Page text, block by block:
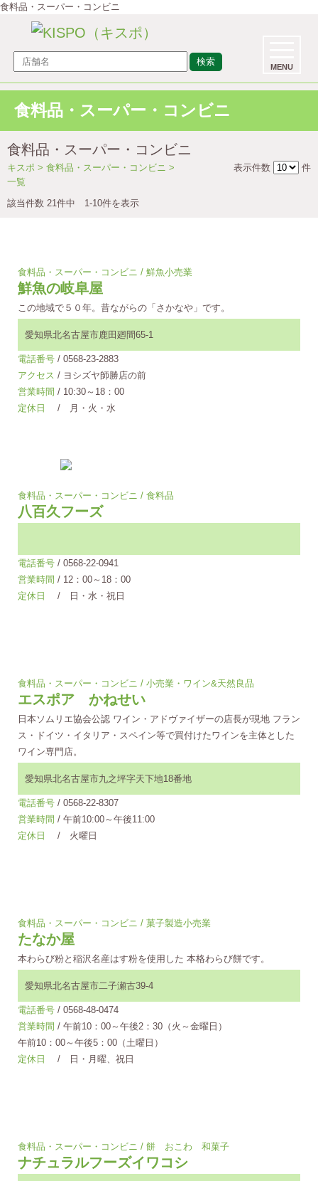
食料品・スーパー・コンビニ
検索 MENU
食料品・スーパー・コンビニ
食料品・スーパー・コンビニ
キスポ > 食料品・スーパー・コンビニ >
一覧
該当件数 21件中 1-10件を表示
表示件数 件
食料品・スーパー・コンビニ / 鮮魚小売業
鮮魚の岐阜屋
この地域で５０年。昔ながらの「さかなや」です。
愛知県北名古屋市鹿田廻間65-1
電話番号 / 0568-23-2883
アクセス / ヨシズヤ師勝店の前
営業時間 / 10:30～18：00
定休日
/ 月・火・水
食料品・スーパー・コンビニ / 食料品
八百久フーズ
電話番号 / 0568-22-0941
営業時間 / 12：00～18：00
定休日
/ 日・水・祝日
食料品・スーパー・コンビニ / 小売業・ワイン&天然良品
エスポア かねせい
日本ソムリエ協会公認 ワイン・アドヴァイザーの店長が現地 フラン
ス・ドイツ・イタリア・スペイン等で買付けたワインを主体とした
ワイン専門店。
愛知県北名古屋市九之坪字天下地18番地
電話番号 / 0568-22-8307
営業時間 / 午前10:00～午後11:00
定休日
/ 火曜日
食料品・スーパー・コンビニ / 菓子製造小売業
たなか屋
本わらび粉と稲沢名産はす粉を使用した 本格わらび餅です。
愛知県北名古屋市二子瀬古39-4
電話番号 / 0568-48-0474
営業時間 / 午前10：00～午後2：30（火～金曜日）
午前10：00～午後5：00（土曜日）
定休日
/ 日・月曜、祝日
食料品・スーパー・コンビニ / 餅 おこわ 和菓子
ナチュラルフーズイワコシ